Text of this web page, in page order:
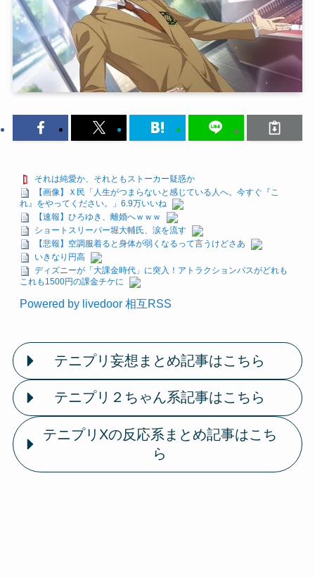
それは純愛か、それともストーカー疑惑か
【画像】Ｘ民「人生がつまらないと感じている人へ。今すぐ『こ
れ』をやってください。」6.9万いいね
【速報】ひろゆき、離婚へｗｗｗ
ショートスリーパー堀大輔氏、涙を流す
【悲報】空調服着ると身体が弱くなるって言うけどさあ
いきなり円高
ディズニーが「大課金時代」に突入！アトラクションパスがどれも
これも1500円の課金チケに
Powered by livedoor 相互RSS
テニプリ妄想まとめ記事はこちら
テニプリ２ちゃん系記事はこちら
テニプリXの反応系まとめ記事はこち
ら